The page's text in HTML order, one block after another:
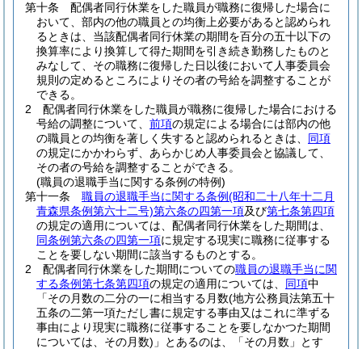
第十条
配偶者同行休業をした職員が職務に復帰した場合に
おいて、部内の他の職員との均衡上必要があると認められ
るときは、当該配偶者同行休業の期間を百分の五十以下の
換算率により換算して得た期間を引き続き勤務したものと
みなして、その職務に復帰した日以後において人事委員会
規則の定めるところによりその者の号給を調整することが
できる。
2
配偶者同行休業をした職員が職務に復帰した場合における
号給の調整について、 前項の規定による場合には部内の他
の職員との均衡を著しく失すると認められるときは、 同項
の規定にかかわらず、あらかじめ人事委員会と協議して、
その者の号給を調整することができる。
(職員の退職手当に関する条例の特例)
第十一条
職員の退職手当に関する条例(昭和二十八年十二月
青森県条例第六十二号)第六条の四第一項及び第七条第四項
の規定の適用については、配偶者同行休業をした期間は、
同条例第六条の四第一項に規定する現実に職務に従事する
ことを要しない期間に該当するものとする。
2
配偶者同行休業をした期間についての職員の退職手当に関
する条例第七条第四項の規定の適用については、 同項中
「その月数の二分の一に相当する月数(地方公務員法第五十
五条の二第一項ただし書に規定する事由又はこれに準ずる
事由により現実に職務に従事することを要しなかつた期間
については、その月数) 」とあるのは、「その月数」とす